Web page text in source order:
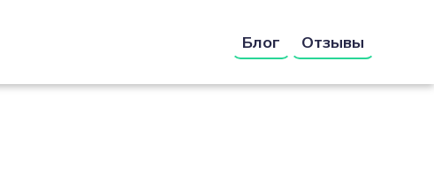
Блог Отзывы